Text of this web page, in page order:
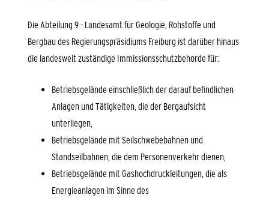
Die Abteilung 9 - Landesamt für Geologie, Rohstoffe und
Bergbau des Regierungspräsidiums Freiburg ist darüber hinaus
die landesweit zuständige Immissionsschutzbehörde für:
Betriebsgelände einschließlich der darauf befindlichen
Anlagen und Tätigkeiten, die der Bergaufsicht
unterliegen,
Betriebsgelände mit Seilschwebebahnen und
Standseilbahnen, die dem Personenverkehr dienen,
Betriebsgelände mit Gashochdruckleitungen, die als
Energieanlagen im Sinne des